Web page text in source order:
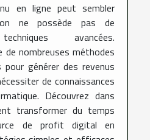
en ligne peut sembler
ne possède pas de
avancées.
de nombreuses méthodes
générer des revenus
de connaissances
Découvrez dans
transformer du temps
de profit digital en